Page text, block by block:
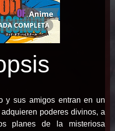
y sus amigos entran en un
poderes divinos, a
planes de la misteriosa